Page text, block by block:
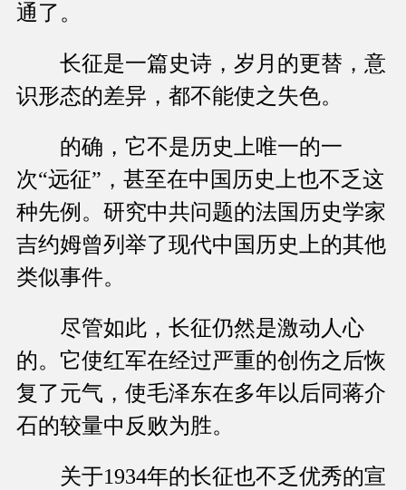
通了。
长征是一篇史诗，岁月的更替，意
识形态的差异，都不能使之失色。
的确，它不是历史上唯一的一
次“远征”，甚至在中国历史上也不乏这
种先例。研究中共问题的法国历史学家
吉约姆曾列举了现代中国历史上的其他
类似事件。
尽管如此，长征仍然是激动人心
的。它使红军在经过严重的创伤之后恢
复了元气，使毛泽东在多年以后同蒋介
石的较量中反败为胜。
关于1934年的长征也不乏优秀的宣